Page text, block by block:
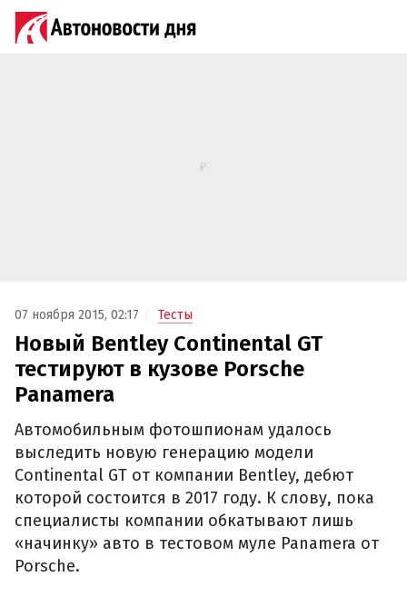
07 ноября 2015, 02:17 Тесты
Новый Bentley Continental GT
тестируют в кузове Porsche
Panamera
Автомобильным фотошпионам удалось
выследить новую генерацию модели
Continental GT от компании Bentley, дебют
которой состоится в 2017 году. К слову, пока
специалисты компании обкатывают лишь
«начинку» авто в тестовом муле Panamera от
Porsche.